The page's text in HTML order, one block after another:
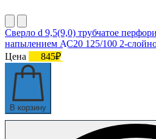
Сверло d 9,5(9,0) трубчатое
напылением АС20 125/100 2-
Цена
845₽
В корзину